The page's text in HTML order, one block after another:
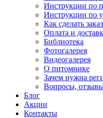
Инструкции по
Инструкции по
Как сделать
Оплата и
Библиотека
Фотогалерея
Видеогалерея
О питомнике
Зачем нужна
Вопросы,
Блог
Акции
Контакты